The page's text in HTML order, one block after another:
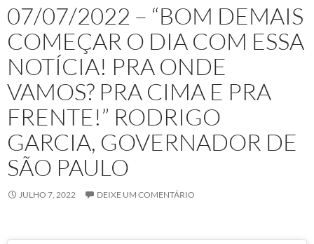
07/07/2022 – “BOM DEMAIS
COMEÇAR O DIA COM ESSA
NOTÍCIA! PRA ONDE
VAMOS? PRA CIMA E PRA
FRENTE!” RODRIGO
GARCIA, GOVERNADOR DE
SÃO PAULO
JULHO 7, 2022 DEIXE UM COMENTÁRIO